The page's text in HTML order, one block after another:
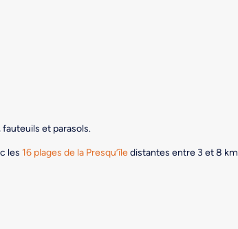
et parasols.
les 16 plages de la Presqu’îledistantes entre 3 et 8